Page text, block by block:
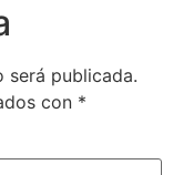
será publicada.
con *